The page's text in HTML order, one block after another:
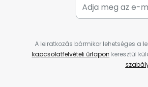
A leiratkozás bármikor lehetséges a
kapcsolatfelvételi űrlapon keresztül